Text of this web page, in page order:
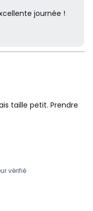
journée !
taille petit. Prendre
vérifié